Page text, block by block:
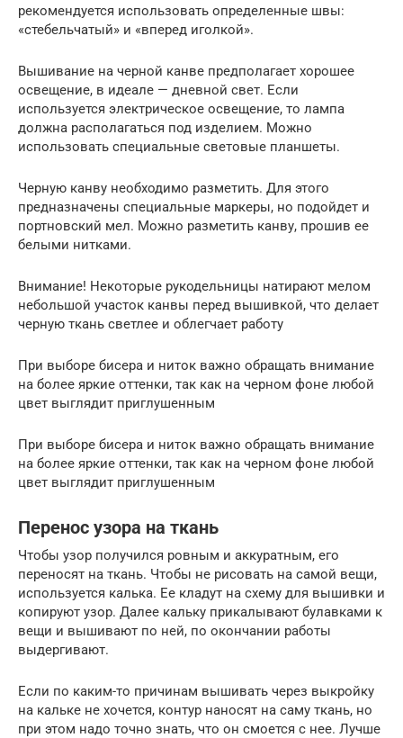
рекомендуется использовать определенные швы:
«стебельчатый» и «вперед иголкой».
Вышивание на черной канве предполагает хорошее
освещение, в идеале — дневной свет. Если
используется электрическое освещение, то лампа
должна располагаться под изделием. Можно
использовать специальные световые планшеты.
Черную канву необходимо разметить. Для этого
предназначены специальные маркеры, но подойдет и
портновский мел. Можно разметить канву, прошив ее
белыми нитками.
Внимание! Некоторые рукодельницы натирают мелом
небольшой участок канвы перед вышивкой, что делает
черную ткань светлее и облегчает работу
При выборе бисера и ниток важно обращать внимание
на более яркие оттенки, так как на черном фоне любой
цвет выглядит приглушенным
При выборе бисера и ниток важно обращать внимание
на более яркие оттенки, так как на черном фоне любой
цвет выглядит приглушенным
Перенос узора на ткань
Чтобы узор получился ровным и аккуратным, его
переносят на ткань. Чтобы не рисовать на самой вещи,
используется калька. Ее кладут на схему для вышивки и
копируют узор. Далее кальку прикалывают булавками к
вещи и вышивают по ней, по окончании работы
выдергивают.
Если по каким-то причинам вышивать через выкройку
на кальке не хочется, контур наносят на саму ткань, но
при этом надо точно знать, что он смоется с нее. Лучше